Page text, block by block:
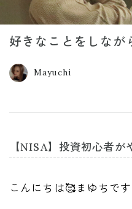
好きなことをしなが
Mayuchi
【NISA】投資初心者が
こんにちは🥰まゆちです